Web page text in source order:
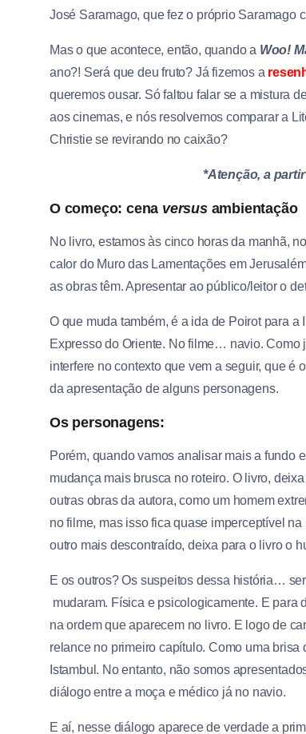
José Saramago, que fez o próprio Saramago
Mas o que acontece, então, quando a Woo!
ano?! Será que deu fruto? Já fizemos a
queremos ousar. Só faltou falar se a mistura
aos cinemas, e nós resolvemos comparar a
Christie se revirando no caixão?
*Atenção, a
O começo: cena versusambientação
No livro, estamos às cinco horas da manhã,
calor do Muro das Lamentações em
as obras têm. Apresentar ao público/leitor o
O que muda também, é a ida de Poirot para
Expresso do Oriente. No filme… navio. Como
interfere no contexto que vem a seguir, que é
da apresentação de alguns personagens.
Os personagens:
Porém, quando vamos analisar mais a fundo
mudança mais brusca no roteiro. O livro,
outras obras da autora, como um homem
no filme, mas isso fica quase imperceptível
outro mais descontraído, deixa para o livro o
E os outros? Os suspeitos dessa história…
mudaram. Física e psicologicamente. E para
na ordem que aparecem no livro. E logo de
relance no primeiro capítulo. Como uma
Istambul. No entanto, não somos
diálogo entre a moça e médico já no navio.
E aí, nesse diálogo aparece de verdade a